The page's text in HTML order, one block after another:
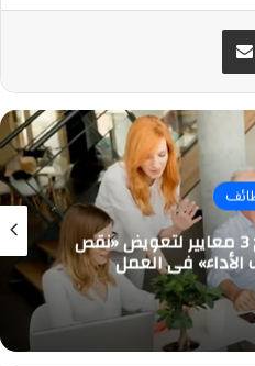
مشاركة عبر البريد
بالفيديو.. مختص يوضح 3 معايير لتعويض «نقص
في العمل